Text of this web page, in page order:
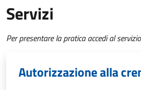
Servizi
Per presentare la pratica accedi al
Autorizzazione alla